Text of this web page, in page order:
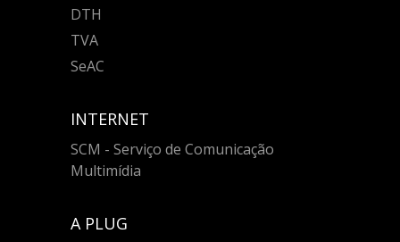
DTH
TVA
SeAC
INTERNET
SCM - Serviço de Comunicação
Multimídia
A PLUG